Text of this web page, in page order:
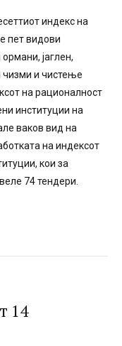
индекс на
пет видови
јаглен,
и чистење
на рационалност
институции на
ваков вид на
на индексот
кои за
74 тендери.
14